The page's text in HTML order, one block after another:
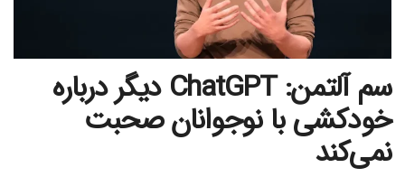
سم آلتمن: ChatGPT دیگر درباره
خودکشی با نوجوانان صحبت
نمی‌کند